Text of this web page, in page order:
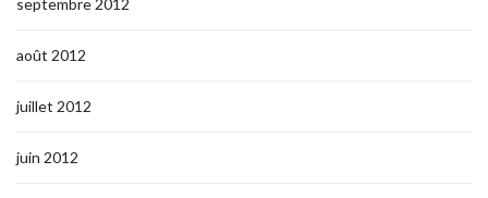
septembre 2012
août 2012
juillet 2012
juin 2012